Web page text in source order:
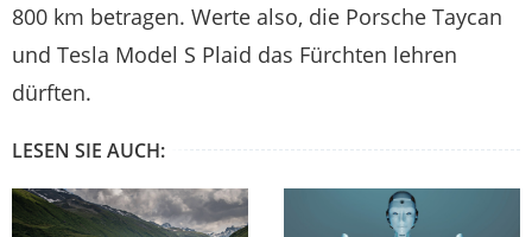
800 km betragen. Werte also, die Porsche Taycan
und Tesla Model S Plaid das Fürchten lehren
dürften.
LESEN SIE AUCH: